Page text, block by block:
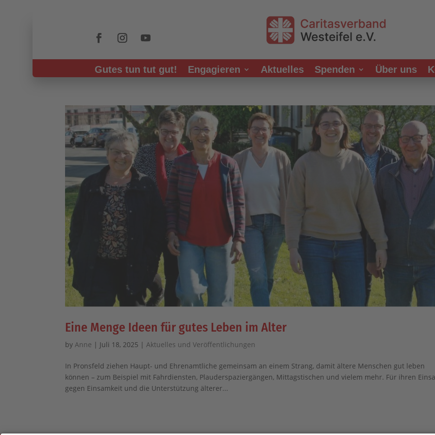
Gutes tun tut gut! Engagieren Aktuelles Spenden Über uns
Eine Menge Ideen für gutes Leben im Alter
byAnne | Juli 18, 2025 |Aktuelles und Veröffentlichungen
In Pronsfeld ziehen Haupt- und Ehrenamtliche gemeinsam an einem Strang, damit ältere Menschen gut leben
können – zum Beispiel mit Fahrdiensten, Plauderspaziergängen, Mittagstischen und vielem mehr. Für ihren
gegen Einsamkeit und die Unterstützung älterer...